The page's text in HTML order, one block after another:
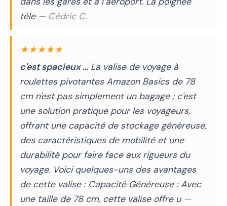
téle — Cédric C.
★★★★★
c'est spacieux … La valise de voyage à
roulettes pivotantes Amazon Basics de 78
cm n'est pas simplement un bagage ; c'est
une solution pratique pour les voyageurs,
offrant une capacité de stockage généreuse,
des caractéristiques de mobilité et une
durabilité pour faire face aux rigueurs du
voyage. Voici quelques-uns des avantages
de cette valise : Capacité Généreuse : Avec
une taille de 78 cm, cette valise offre u —